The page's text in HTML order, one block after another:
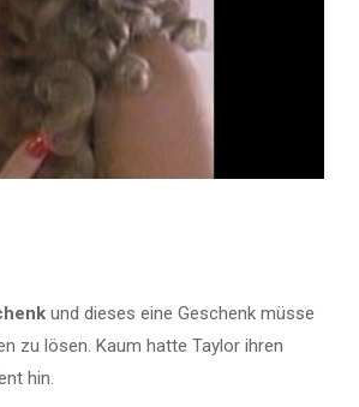
und dieses eine Geschenk müsse
zu lösen. Kaum hatte Taylor ihren
hin.